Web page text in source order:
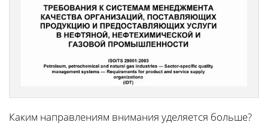
Каким направлениям внимания уделяется больше?